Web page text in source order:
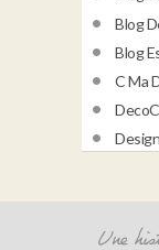
Blog
Blog
C Ma
Une